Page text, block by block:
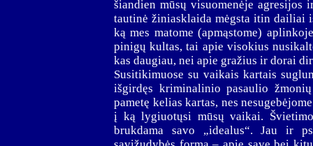
šiandien mūsų visuomenėje
tautinė žiniasklaida mėgsta itin dailiai
ką mes matome (apmąstome)
pinigų kultas, tai apie visokius
kas daugiau, nei apie gražius ir dorai
Susitikimuose su vaikais kartais
išgirdęs kriminalinio pasaulio
pametę kelias kartas, nes
į ką lygiuotųsi mūsų vaikai.
brukdama savo „idealus“. Jau ir